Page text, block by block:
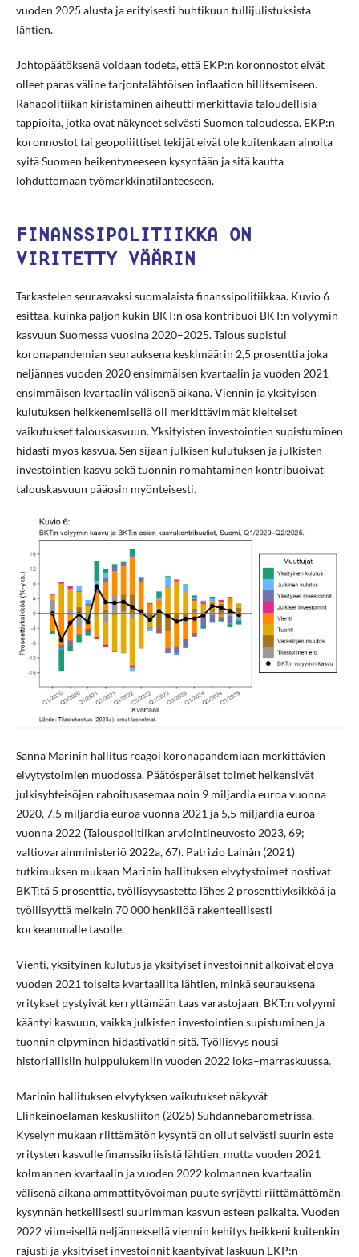
vuoden 2025 alusta ja erityisesti huhtikuun tullijulistuksista
lähtien.
Johtopäätöksenä voidaan todeta, että EKP:n koronnostot eivät
olleet paras väline tarjontalähtöisen inflaation hillitsemiseen.
Rahapolitiikan kiristäminen aiheutti merkittäviä taloudellisia
tappioita, jotka ovat näkyneet selvästi Suomen taloudessa. EKP:n
koronnostot tai geopoliittiset tekijät eivät ole kuitenkaan ainoita
syitä Suomen heikentyneeseen kysyntään ja sitä kautta
lohduttomaan työmarkkinatilanteeseen.
FINANSSIPOLITIIKKA ON
VIRITETTY VÄÄRIN
Tarkastelen seuraavaksi suomalaista finanssipolitiikkaa. Kuvio 6
esittää, kuinka paljon kukin BKT:n osa kontribuoi BKT:n volyymin
kasvuun Suomessa vuosina 2020–2025. Talous supistui
koronapandemian seurauksena keskimäärin 2,5 prosenttia joka
neljännes vuoden 2020 ensimmäisen kvartaalin ja vuoden 2021
ensimmäisen kvartaalin välisenä aikana. Viennin ja yksityisen
kulutuksen heikkenemisellä oli merkittävimmät kielteiset
vaikutukset talouskasvuun. Yksityisten investointien supistuminen
hidasti myös kasvua. Sen sijaan julkisen kulutuksen ja julkisten
investointien kasvu sekä tuonnin romahtaminen kontribuoivat
talouskasvuun pääosin myönteisesti.
Sanna Marinin hallitus reagoi koronapandemiaan merkittävien
elvytystoimien muodossa. Päätösperäiset toimet heikensivät
julkisyhteisöjen rahoitusasemaa noin 9 miljardia euroa vuonna
2020, 7,5 miljardia euroa vuonna 2021 ja 5,5 miljardia euroa
vuonna 2022 (Talouspolitiikan arviointineuvosto 2023, 69;
valtiovarainministeriö 2022a, 67). Patrizio Lainàn (2021)
tutkimuksen mukaan Marinin hallituksen elvytystoimet nostivat
BKT:tä 5 prosenttia, työllisyysastetta lähes 2 prosenttiyksikköä ja
työllisyyttä melkein 70 000 henkilöä rakenteellisesti
korkeammalle tasolle.
Vienti, yksityinen kulutus ja yksityiset investoinnit alkoivat elpyä
vuoden 2021 toiselta kvartaalilta lähtien, minkä seurauksena
yritykset pystyivät kerryttämään taas varastojaan. BKT:n volyymi
kääntyi kasvuun, vaikka julkisten investointien supistuminen ja
tuonnin elpyminen hidastivatkin sitä. Työllisyys nousi
historiallisiin huippulukemiin vuoden 2022 loka–marraskuussa.
Marinin hallituksen elvytyksen vaikutukset näkyvät
Elinkeinoelämän keskusliiton (2025) Suhdannebarometrissä.
Kyselyn mukaan riittämätön kysyntä on ollut selvästi suurin este
yritysten kasvulle finanssikriisistä lähtien, mutta vuoden 2021
kolmannen kvartaalin ja vuoden 2022 kolmannen kvartaalin
välisenä aikana ammattityövoiman puute syrjäytti riittämättömän
kysynnän hetkellisesti suurimman kasvun esteen paikalta. Vuoden
2022 viimeisellä neljänneksellä viennin kehitys heikkeni kuitenkin
rajusti ja yksityiset investoinnit kääntyivät laskuun EKP:n